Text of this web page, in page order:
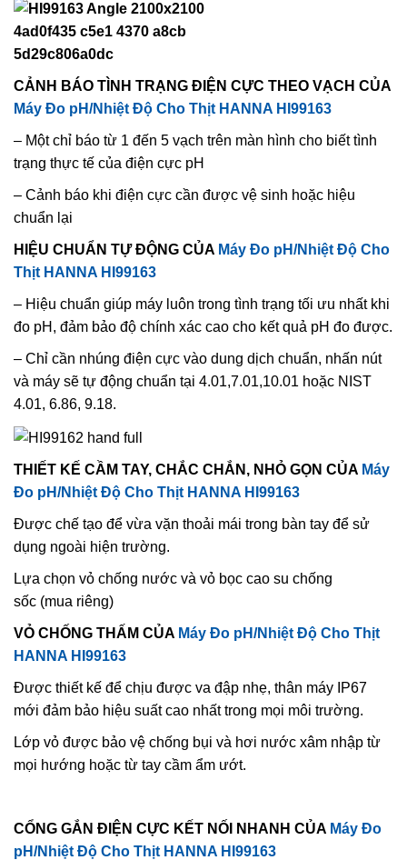
CẢNH BÁO TÌNH TRẠNG ĐIỆN CỰC THEO VẠCH CỦA
Máy Đo pH/Nhiệt Độ Cho Thịt HANNA HI99163
– Một chỉ báo từ 1 đến 5 vạch trên màn hình cho biết tình
trạng thực tế của điện cực pH
– Cảnh báo khi điện cực cần được vệ sinh hoặc hiệu
chuẩn lại
HIỆU CHUẨN TỰ ĐỘNG CỦA Máy Đo pH/Nhiệt Độ Cho
Thịt HANNA HI99163
– Hiệu chuẩn giúp máy luôn trong tình trạng tối ưu nhất khi
đo pH, đảm bảo độ chính xác cao cho kết quả pH đo được.
– Chỉ cần nhúng điện cực vào dung dịch chuẩn, nhấn nút
và máy sẽ tự động chuẩn tại 4.01,7.01,10.01 hoặc NIST
4.01, 6.86, 9.18.
THIẾT KẾ CẦM TAY, CHẮC CHẮN, NHỎ GỌN CỦA Máy
Đo pH/Nhiệt Độ Cho Thịt HANNA HI99163
Được chế tạo để vừa vặn thoải mái trong bàn tay để sử
dụng ngoài hiện trường.
Lựa chọn vỏ chống nước và vỏ bọc cao su chống
sốc (mua riêng)
VỎ CHỐNG THẤM CỦA Máy Đo pH/Nhiệt Độ Cho Thịt
HANNA HI99163
Được thiết kế để chịu được va đập nhẹ, thân máy IP67
mới đảm bảo hiệu suất cao nhất trong mọi môi trường.
Lớp vỏ được bảo vệ chống bụi và hơi nước xâm nhập từ
mọi hướng hoặc từ tay cầm ẩm ướt.
CỔNG GẮN ĐIỆN CỰC KẾT NỐI NHANH CỦA Máy Đo
pH/Nhiệt Độ Cho Thịt HANNA HI99163